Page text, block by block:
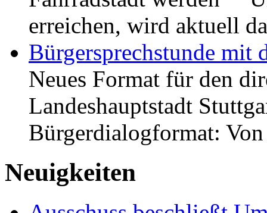
erreichen, wird aktuell
Bürgersprechstunde mit
Neues Format für den
Landeshauptstadt
Bürgerdialogformat:
Neuigkeiten